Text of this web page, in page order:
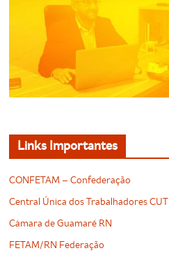
Links Importantes
CONFETAM – Confederação
Central Única dos Trabalhadores CUT
Câmara de Guamaré RN
FETAM/RN Federação